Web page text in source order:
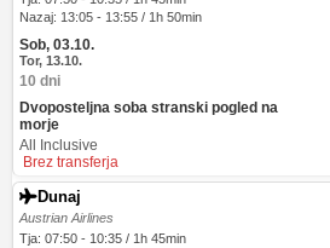
Nazaj: 13:05 - 13:55 / 1h 50min
Sob, 03.10.
Tor, 13.10.
10 dni
Dvoposteljna soba stranski pogled na
morje
All Inclusive
Brez transferja
Dunaj
Austrian Airlines
Tja: 07:50 - 10:35 / 1h 45min